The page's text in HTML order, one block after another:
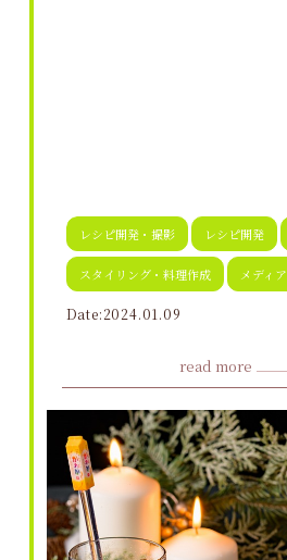
レシピ開発・撮影 レシピ開発
スタイリング・料理作成 メディア
Date:2024.01.09
read more